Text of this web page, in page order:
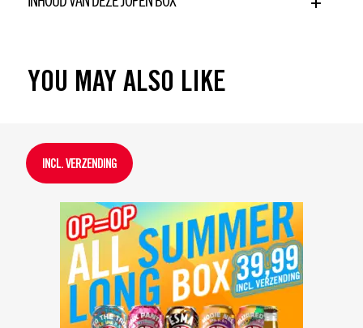
YOU MAY ALSO LIKE
INCL. VERZENDING